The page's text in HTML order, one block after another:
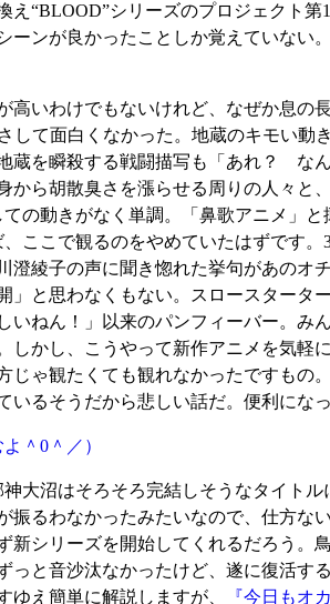
“BLOOD”シリーズのプロジェクト第
ンが良かったことしか覚えていない
いわけでもないけれど、なぜか息の
て面白くなかった。地蔵のキモい動
蔵を瞬殺する戦闘描写も「あれ？ な
ら胡散臭さを漲らせる周りの人々と
の動きがなく単調。「鼻歌アニメ」
ここで観るのをやめていたはずです
綾子の声に聞き惚れた挙句があのオ
と思わなくもない。スロースタータ
ねん！」以来のパンフィーバー。み
かし、こうやって新作アニメを気軽
ゃ観たくても観れなかったですもの
るそうだから悲しい話だ。便利にな
＾0＾／）
沼はそろそろ完結しそうなタイトル
るわなかったみたいなので、仕方な
シリーズを開始してくれるだろう。
っと音沙汰なかったけど、遂に復活す
え簡単に解説しますが、
『今日もオ